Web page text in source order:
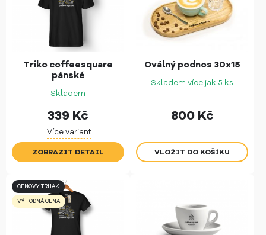
Triko coffeesquare
pánské
Skladem
339 Kč
Více variant
ZOBRAZIT DETAIL
Oválný podnos 30x15
Skladem více jak 5 ks
800 Kč
CENOVÝ TRHÁK
VÝHODNÁ CENA